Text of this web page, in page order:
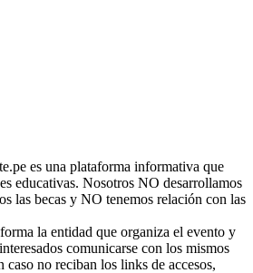
es una plataforma informativa que
educativas. Nosotros NO desarrollamos
las becas y NO tenemos relación con las
la entidad que organiza el evento y
comunicarse con los mismos
caso no reciban los links de accesos,